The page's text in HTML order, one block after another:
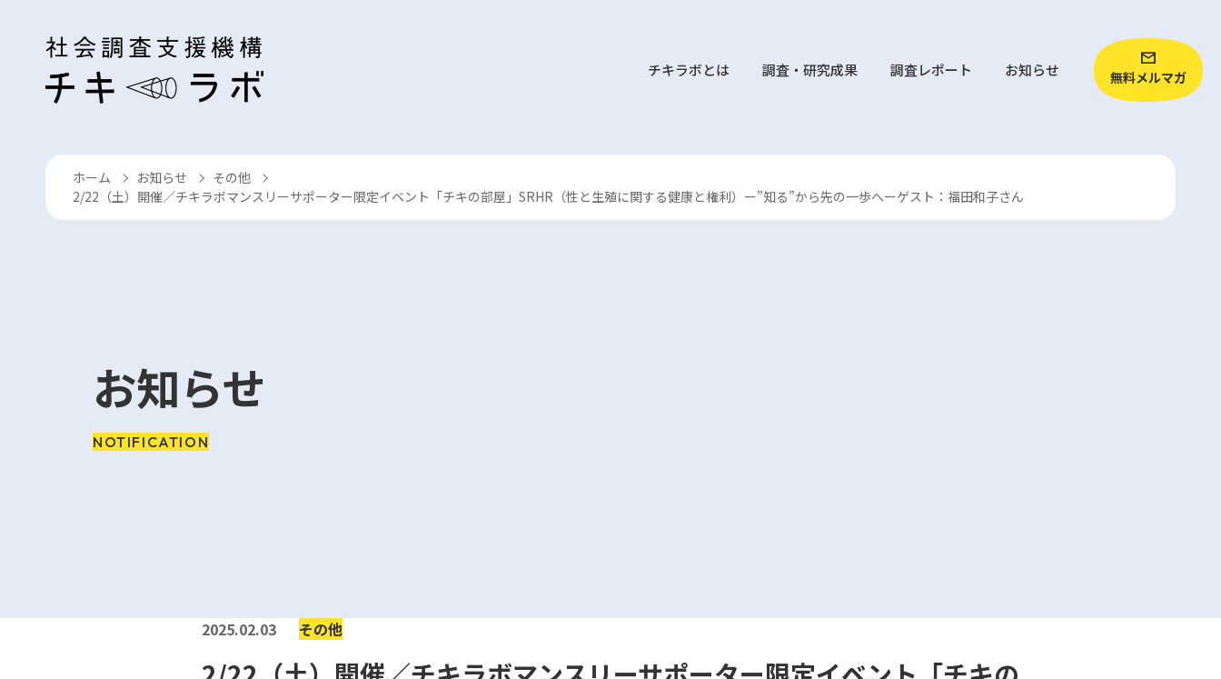
コンテンツへスキップ
チキラボとは 調査・研究成果 調査レポート お知らせ 無料メルマガ
ホーム お知らせ その他
2/22（土）開催／チキラボマンスリーサポーター限定イベント「チキの部屋」SRHR（性と生殖に関する健康と権利）ー”知る”から先の一歩へーゲスト：福田和子さん
お知らせ
NOTIFICATION
2025.02.03 その他